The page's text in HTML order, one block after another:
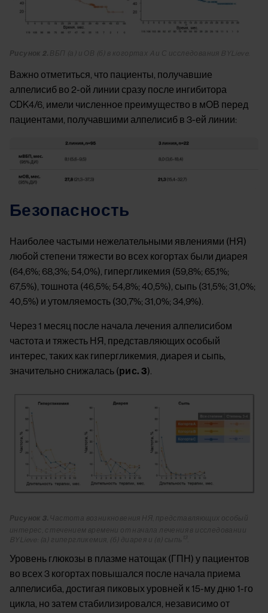
Рисунок 2. ВБП (а) и ОВ (б) в когортах A и С исследования BYLieve.
Важно отметиться, что пациенты, получавшие
алпелисиб во 2-ой линии сразу после ингибитора
CDK4/6, имели численное преимущество в мОВ перед
пациентами, получавшими алпелисиб в 3-ей линии:
Безопасность
Наиболее частыми нежелательными явлениями (НЯ)
любой степени тяжести во всех когортах были диарея
(64,6%; 68,3%; 54,0%), гипергликемия (59,8%; 65,1%;
67,5%), тошнота (46,5%; 54,8%; 40,5%), сыпь (31,5%; 31,0%;
40,5%) и утомляемость (30,7%; 31,0%; 34,9%).
Через 1 месяц после начала лечения алпелисибом
частота и тяжесть НЯ, представляющих особый
интерес, таких как гипергликемия, диарея и сыпь,
значительно снижалась (рис. 3).
Рисунок 3. Частота возникновения НЯ, представляющих особый
интерес, с течением времени от начала лечения в исследовании
BYLieve: (а) гипергликемия, (б) диарея и (в) сыпь
Уровень глюкозы в плазме натощак (ГПН) у пациентов
во всех 3 когортах повышался после начала приема
алпелисиба, достигая пиковых уровней к 15-му дню 1-го
цикла, но затем стабилизировался, независимо от